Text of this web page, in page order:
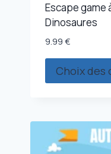
Escape game
Dinosaures
9.99 €
Choix des